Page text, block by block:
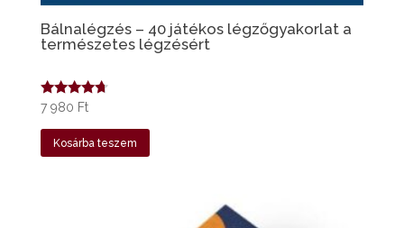
Bálnalégzés – 40 játékos légzőgyakorlat a
természetes légzésért
Értékelés:
/ 5
7 980 Ft
Kosárba teszem